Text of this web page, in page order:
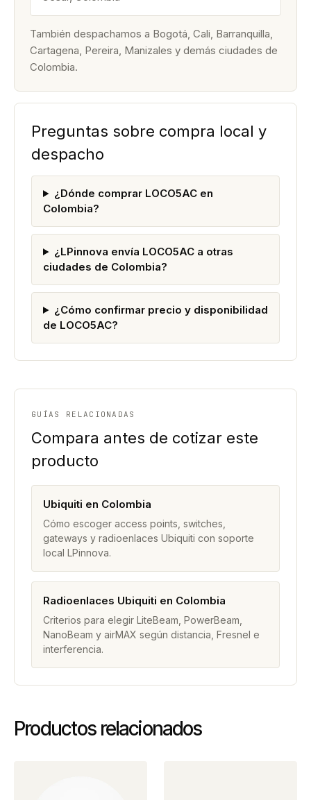
También despachamos a Bogotá, Cali, Barranquilla,
Cartagena, Pereira, Manizales y demás ciudades de
Colombia.
Preguntas sobre compra local y
despacho
¿Dónde comprar LOCO5AC en
Colombia?
¿LPinnova envía LOCO5AC a otras
ciudades de Colombia?
¿Cómo confirmar precio y disponibilidad
de LOCO5AC?
GUÍAS RELACIONADAS
Compara antes de cotizar este
producto
Ubiquiti en Colombia
Cómo escoger access points, switches,
gateways y radioenlaces Ubiquiti con soporte
local LPinnova.
Radioenlaces Ubiquiti en Colombia
Criterios para elegir LiteBeam, PowerBeam,
NanoBeam y airMAX según distancia, Fresnel e
interferencia.
Productos relacionados